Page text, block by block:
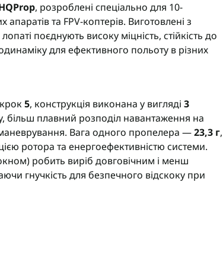
, розроблені спеціально для 10-
та FPV-коптерів. Виготовлені з
поєднують високу міцність, стійкість до
для ефективного польоту в різних
крок5, конструкція виконана у вигляді 3
більш плавний розподіл навантаження на
Вага одного пропелера —23,3 г,
ротора та енергоефективністю системи.
робить виріб довговічним і менш
гнучкість для безпечного відскоку при